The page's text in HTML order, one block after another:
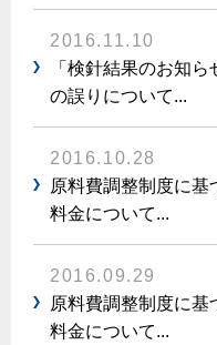
こんなときは
ガスくさいとき・警報器
ガスメーターの復帰方法
ガス器具が故障したとき
ガス給湯器・風呂釜の
故障診断
ライフスタイルの変化
ガス・電気併用住宅とオー
経済性、環境性、創エネ
ライフステージ別に比較
30代
40代～50代
レンジフード
オーブン・炊飯器
オーブン
炊飯器
警報器
警報器
3つのあんしん宣言
スタッフ
リフォームの流れ
補助金について
リフォームのお知らせ
ショールーム
電気料金の計算について
ご請求とお支払い
電気料金のシミュレーシ
ご契約・お手続き
料理教室レンタル
情報誌
2016.11.10
「検針結果のお知
の誤りについて...
2016.10.28
原料費調整制度に基
料金について...
2016.09.29
原料費調整制度に基
料金について...